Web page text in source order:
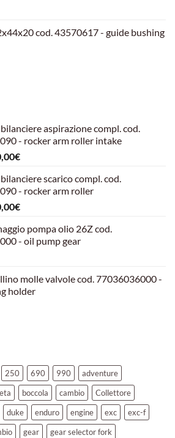
cod. 43570617 - guide bushing
aspirazione compl. cod.
- rocker arm roller intake
€Il
attuale
è:
30,00€.
scarico compl. cod.
- rocker arm roller
€Il
attuale
è:
pompa olio 26Z cod.
- oil pump gear
molle valvole cod. 77036036000 -
holder
250 690 990
adventure
boccola cambio
Collettore
duke enduro engine exc
exc-f
gear
gear selector fork